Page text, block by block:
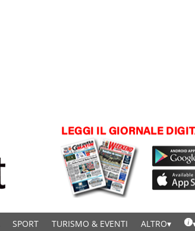
SPORT TURISMO & EVENTI ALTRO